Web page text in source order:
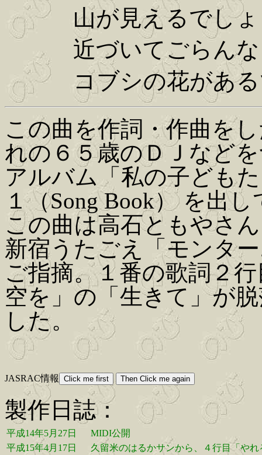
山が見えるでしょ
近づいてごらんな
コブシの花があ
この曲を作詞・作曲を
れの６５歳のＤＪなど
アルバム「私の子ども
１（Song Book） を出
この曲は高石ともやさ
新宿うたごえ「モンタ
ご指摘。１番の歌詞２
空を」の「生きて」が
した。
JASRAC情報
製作日誌：
平成14年5月27日
MIDI公開
平成15年4月17日
久留米のはるかサンから、４行目「や